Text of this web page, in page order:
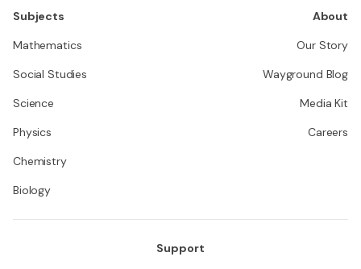
Subjects
Mathematics
Social Studies
Science
Physics
Chemistry
Biology
About
Our Story
Wayground Blog
Media Kit
Careers
Support